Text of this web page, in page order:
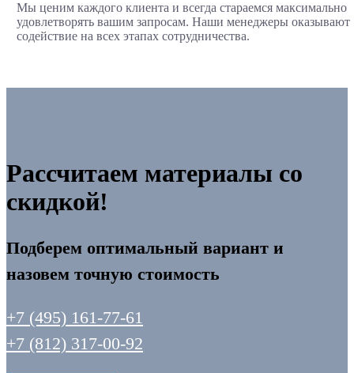
Мы ценим каждого клиента и всегда стараемся максимально
удовлетворять вашим запросам. Наши менеджеры оказывают
содействие на всех этапах сотрудничества.
Рассчитаем материалы со
скидкой!
Подберем оптимальный вариант и
назовем точную стоимость
+7 (495) 161-77-61
+7 (812) 317-00-92